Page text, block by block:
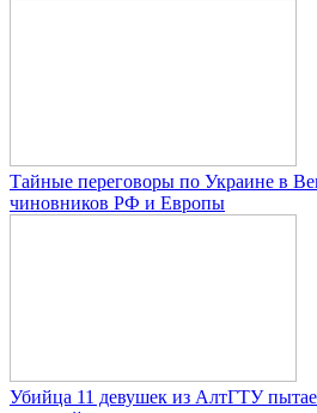
Тайные переговоры по Украине в
чиновников РФ и Европы
Убийца 11 девушек из АлтГТУ